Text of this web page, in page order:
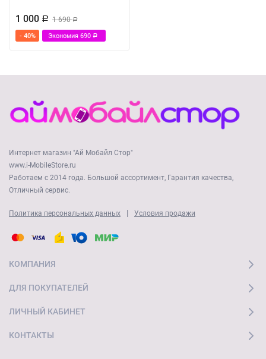
1 000 Р 1 690Р
- 40% Экономия 690 Р
Интернет магазин "Ай Мобайл Стор"
www.i-MobileStore.ru
Работаем с 2014 года. Большой ассортимент, Гарантия качества,
Отличный сервис.
Политика персональных данных | Условия продажи
КОМПАНИЯ
ДЛЯ ПОКУПАТЕЛЕЙ
ЛИЧНЫЙ КАБИНЕТ
КОНТАКТЫ